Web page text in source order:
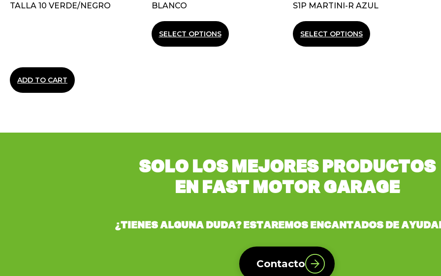
TALLA 10 VERDE/NEGRO
ADD TO CART
BLANCO
SELECT OPTIONS
S1P MARTINI-R AZUL
SELECT OPTIONS
SOLO LOS MEJORES PRODUCTOS
EN FAST MOTOR GARAGE
¿TIENES ALGUNA DUDA? ESTAREMOS ENCANTADOS DE
Contacto